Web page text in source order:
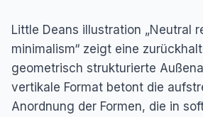
Little Deans illustration „Neutral
minimalism“ zeigt eine
geometrisch strukturierte
vertikale Format betont die
Anordnung der Formen, die in